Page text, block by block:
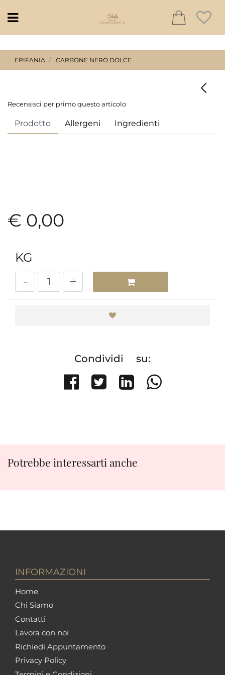
Open
EPIFANIA CARBONE NERO DOLCE
Recensisci per primo questo articolo
Prodotto Allergeni Ingredienti
€ 0,00
KG
Quantità
Condividi su:
Share on Facebook
TweetShare on
Potrebbe interessarti anche
INFORMAZIONI
Home
Chi Siamo
Contatti
Lavora con noi
Richiedi Appuntamento
Privacy Policy